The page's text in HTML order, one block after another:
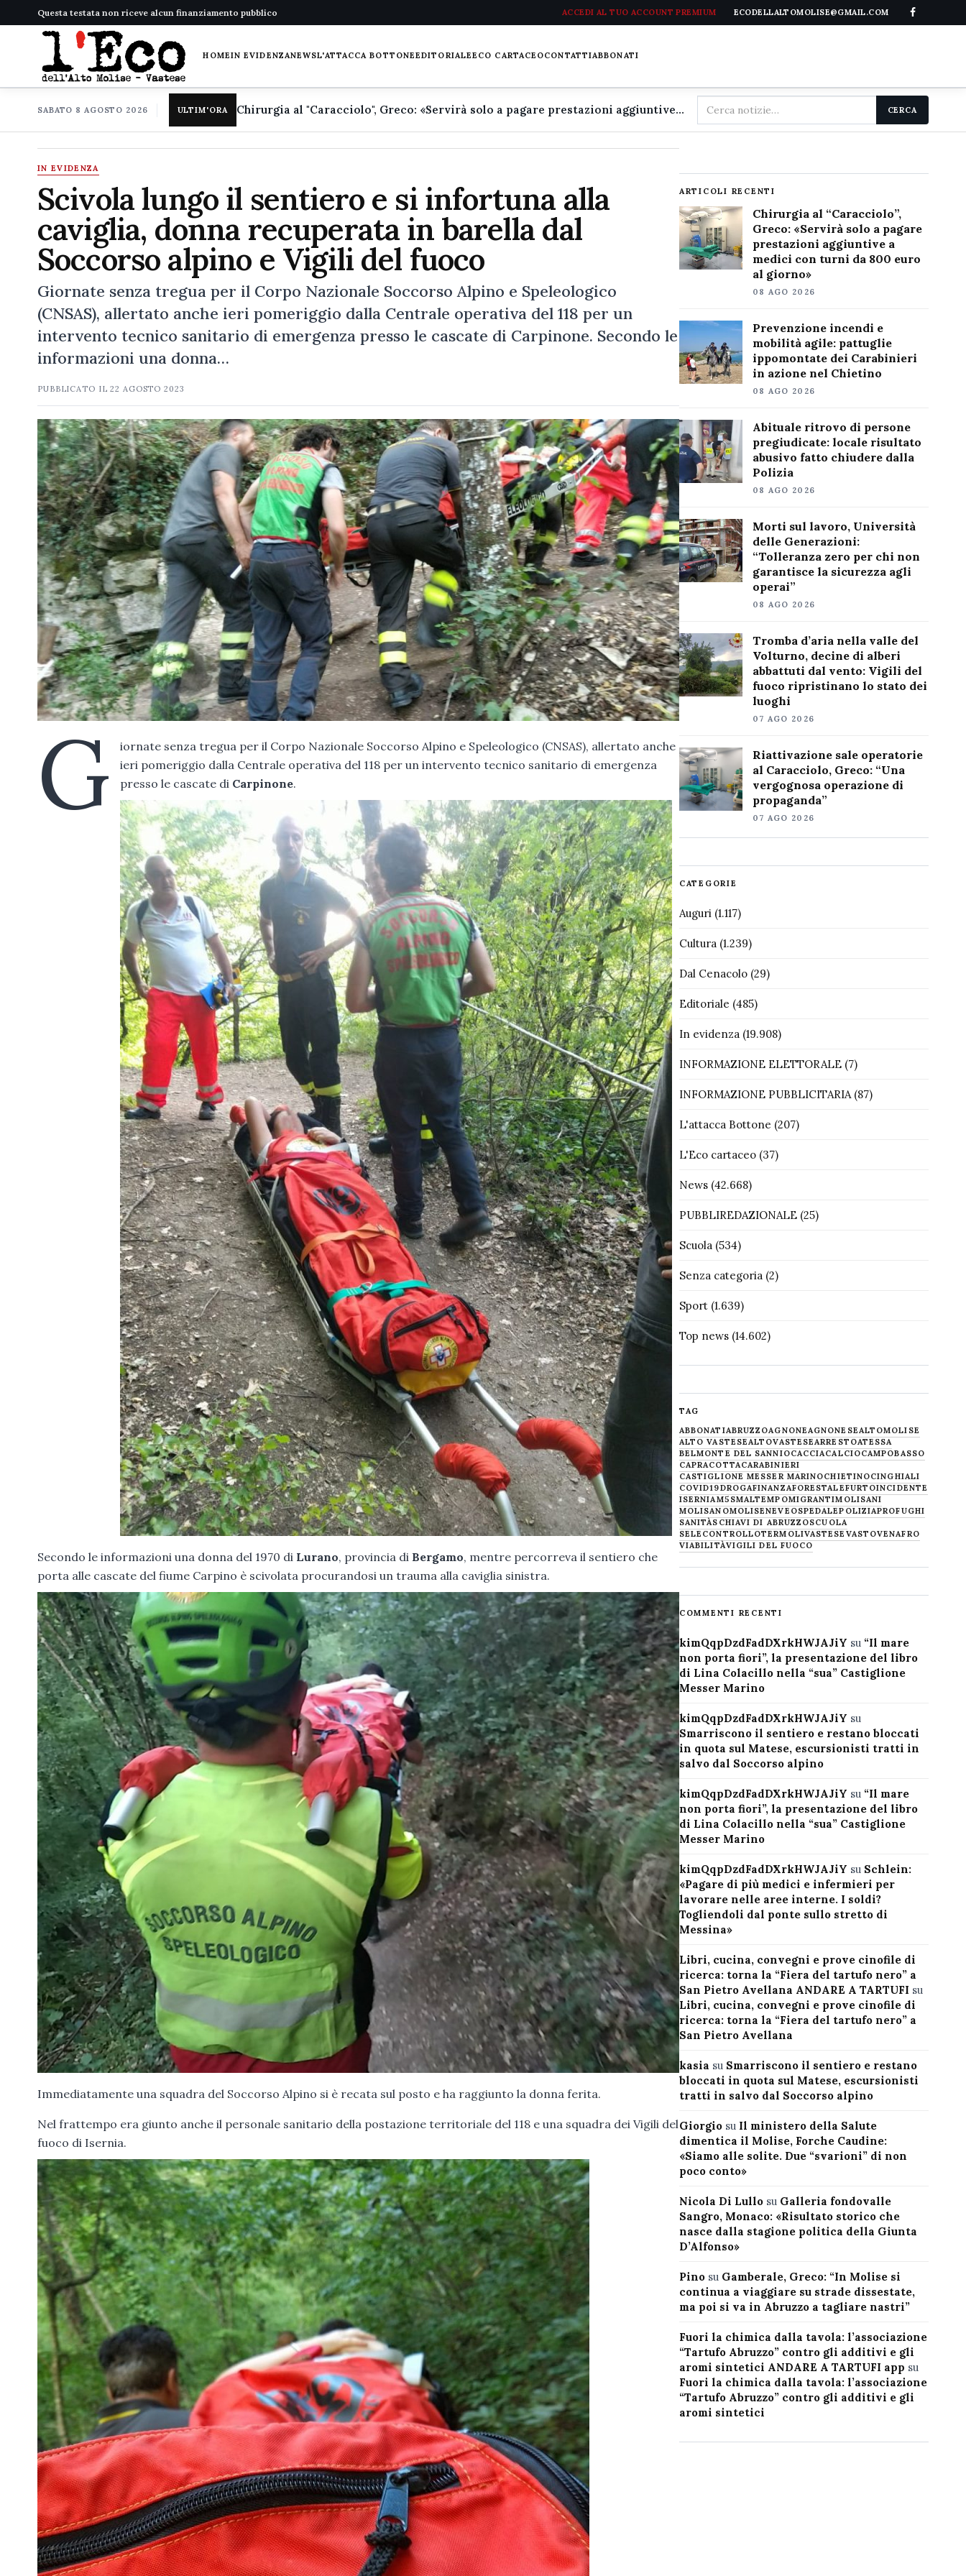
Questa testata non riceve alcun finanziamento pubblico ACCEDI AL TUO ACCOUNT PREMIUM ECODELLALTOMOLISE@GMAIL.COM
HOMEIN EVIDENZANEWSL'ATTACCA BOTTONEEDITORIALEECO CARTACEOCONTATTIABBONATI
SABATO 8 AGOSTO 2026 ULTIM'ORA Chirurgia al "Caracciolo", Greco: «Servirà solo a pagare prestazioni aggiuntive a medici con turni da 800 euro al giorno»
Cerca
nel
CERCA
IN EVIDENZA
Scivola lungo il sentiero e si infortuna alla
caviglia, donna recuperata in barella dal
Soccorso alpino e Vigili del fuoco
Giornate senza tregua per il Corpo Nazionale Soccorso Alpino e Speleologico
(CNSAS), allertato anche ieri pomeriggio dalla Centrale operativa del 118 per un
intervento tecnico sanitario di emergenza presso le cascate di Carpinone. Secondo le
informazioni una donna…
PUBBLICATO IL22 AGOSTO 2023
G
iornate senza tregua per il Corpo Nazionale Soccorso Alpino e Speleologico (CNSAS), allertato anche
ieri pomeriggio dalla Centrale operativa del 118 per un intervento tecnico sanitario di emergenza
presso le cascate di Carpinone.
Secondo le informazioni una donna del 1970 di Lurano, provincia di Bergamo, mentre percorreva il sentiero che
porta alle cascate del fiume Carpino è scivolata procurandosi un trauma alla caviglia sinistra.
Immediatamente una squadra del Soccorso Alpino si è recata sul posto e ha raggiunto la donna ferita.
Nel frattempo era giunto anche il personale sanitario della postazione territoriale del 118 e una squadra dei Vigili del
fuoco di Isernia.
ARTICOLI RECENTI
Chirurgia al “Caracciolo”,
Greco: «Servirà solo a pagare
prestazioni aggiuntive a
medici con turni da 800 euro
al giorno»
08 AGO 2026
Prevenzione incendi e
mobilità agile: pattuglie
ippomontate dei Carabinieri
in azione nel Chietino
08 AGO 2026
Abituale ritrovo di persone
pregiudicate: locale risultato
abusivo fatto chiudere dalla
Polizia
08 AGO 2026
Morti sul lavoro, Università
delle Generazioni:
“Tolleranza zero per chi non
garantisce la sicurezza agli
operai”
08 AGO 2026
Tromba d’aria nella valle del
Volturno, decine di alberi
abbattuti dal vento: Vigili del
fuoco ripristinano lo stato dei
luoghi
07 AGO 2026
Riattivazione sale operatorie
al Caracciolo, Greco: “Una
vergognosa operazione di
propaganda”
07 AGO 2026
CATEGORIE
Auguri(1.117)
Cultura(1.239)
Dal Cenacolo(29)
Editoriale (485)
In evidenza(19.908)
INFORMAZIONE ELETTORALE(7)
INFORMAZIONE PUBBLICITARIA(87)
L'attacca Bottone (207)
L'Eco cartaceo(37)
News(42.668)
PUBBLIREDAZIONALE(25)
Scuola(534)
Senza categoria(2)
Sport(1.639)
Top news(14.602)
TAG
ABBONATIABRUZZOAGNONEAGNONESEALTOMOLISE
ALTO VASTESEALTOVASTESEARRESTOATESSA
BELMONTE DEL SANNIOCACCIACALCIOCAMPOBASSO
CAPRACOTTACARABINIERI
CASTIGLIONE MESSER MARINOCHIETINOCINGHIALI
COVID19DROGAFINANZAFORESTALEFURTOINCIDENTE
ISERNIAM5SMALTEMPOMIGRANTIMOLISANI
MOLISANOMOLISENEVE OSPEDALEPOLIZIAPROFUGHI
SANITÀSCHIAVI DI ABRUZZOSCUOLA
SELECONTROLLOTERMOLIVASTESE VASTOVENAFRO
VIABILITÀVIGILI DEL FUOCO
COMMENTI RECENTI
kimQqpDzdFadDXrkHWJAJiY su “Il mare
non porta fiori”, la presentazione del libro
di Lina Colacillo nella “sua” Castiglione
Messer Marino
kimQqpDzdFadDXrkHWJAJiY su
Smarriscono il sentiero e restano bloccati
in quota sul Matese, escursionisti tratti in
salvo dal Soccorso alpino
kimQqpDzdFadDXrkHWJAJiY su “Il mare
non porta fiori”, la presentazione del libro
di Lina Colacillo nella “sua” Castiglione
Messer Marino
kimQqpDzdFadDXrkHWJAJiY su Schlein:
«Pagare di più medici e infermieri per
lavorare nelle aree interne. I soldi?
Togliendoli dal ponte sullo stretto di
Messina»
Libri, cucina, convegni e prove cinofile di
ricerca: torna la “Fiera del tartufo nero” a
San Pietro Avellana ANDARE A TARTUFI su
Libri, cucina, convegni e prove cinofile di
ricerca: torna la “Fiera del tartufo nero” a
San Pietro Avellana
kasia su Smarriscono il sentiero e restano
bloccati in quota sul Matese, escursionisti
tratti in salvo dal Soccorso alpino
Giorgiosu Il ministero della Salute
dimentica il Molise, Forche Caudine:
«Siamo alle solite. Due “svarioni” di non
poco conto»
Nicola Di Lullosu Galleria fondovalle
Sangro, Monaco: «Risultato storico che
nasce dalla stagione politica della Giunta
D’Alfonso»
Pinosu Gamberale, Greco: “In Molise si
continua a viaggiare su strade dissestate,
ma poi si va in Abruzzo a tagliare nastri”
Fuori la chimica dalla tavola: l’associazione
“Tartufo Abruzzo” contro gli additivi e gli
aromi sintetici ANDARE A TARTUFI app su
Fuori la chimica dalla tavola: l’associazione
“Tartufo Abruzzo” contro gli additivi e gli
aromi sintetici